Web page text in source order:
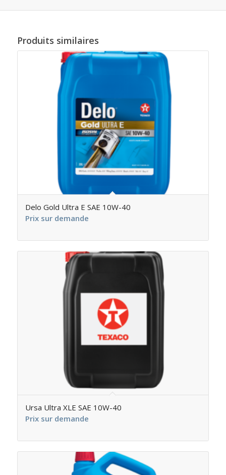
Produits similaires
Delo Gold Ultra E SAE 10W-40
Prix sur demande
Ursa Ultra XLE SAE 10W-40
Prix sur demande